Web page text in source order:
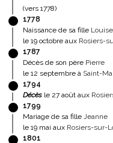
(vers 1778)
1778
Naissance de sa fille Louise
le 19 octobre aux Rosiers-
1787
Décès de son père Pierre
le 12 septembre à Saint-
1794
Décès le 27 août aux
1799
Mariage de sa fille Jeanne
le 19 mai aux Rosiers-sur-
1801